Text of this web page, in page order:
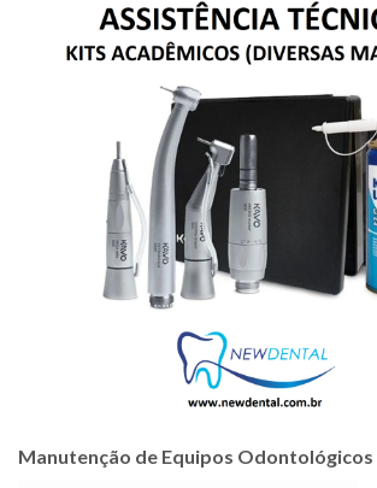
Manutenção de Equipos